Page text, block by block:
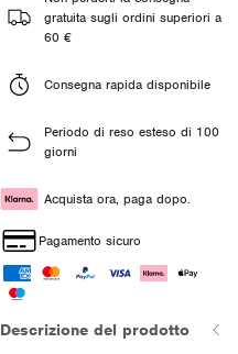
gratuita sugli ordini superiori a
60 €
Consegna rapida disponibile
Periodo di reso esteso di 100
giorni
Acquista ora, paga dopo.
Pagamento sicuro
Descrizione del prodotto